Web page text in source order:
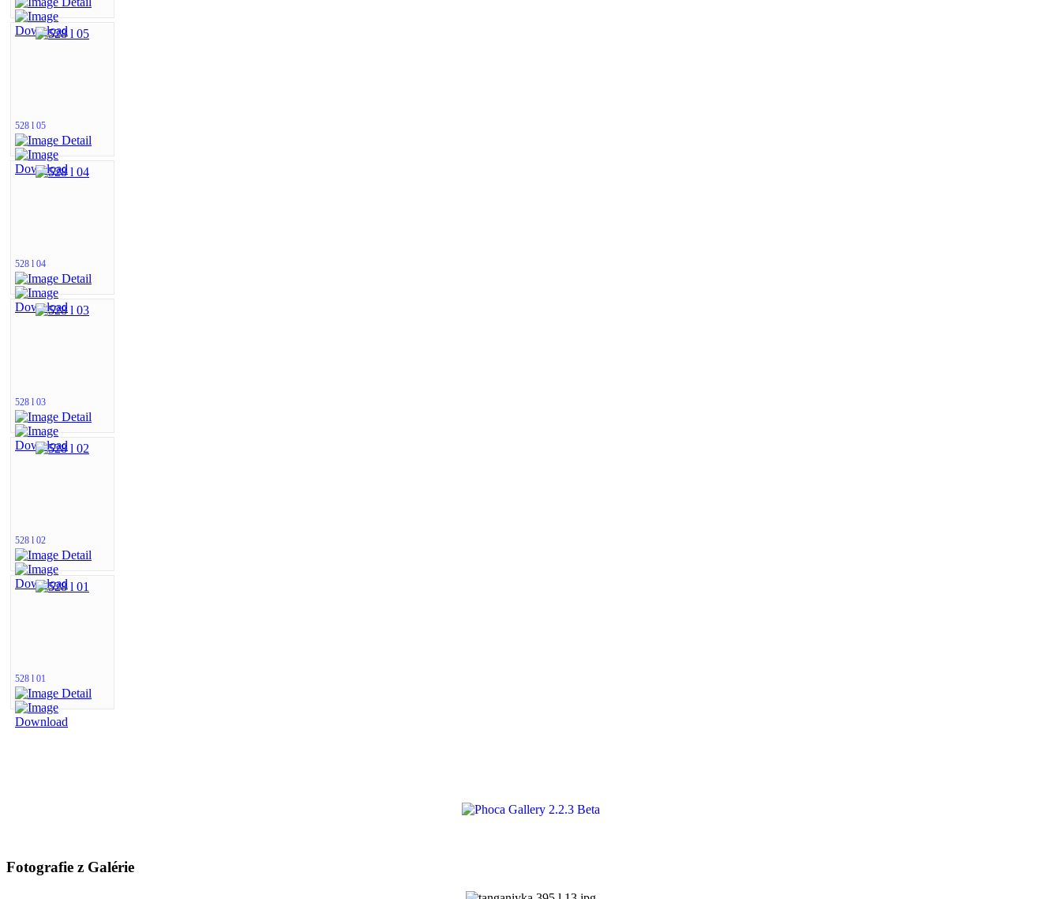
528 l 05
528 l 04
528 l 03
528 l 02
528 l 01
2.2.3 Beta
Fotografie z Galérie